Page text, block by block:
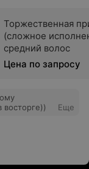
Торжественная
(сложное
средний волос
Цена по запросу
восторге))
Еще